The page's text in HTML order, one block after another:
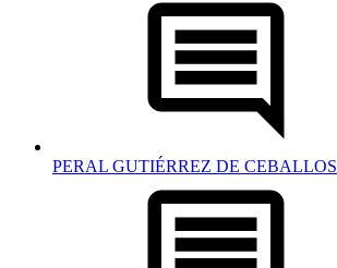
PERAL GUTIÉRREZ DE CEBALLOS